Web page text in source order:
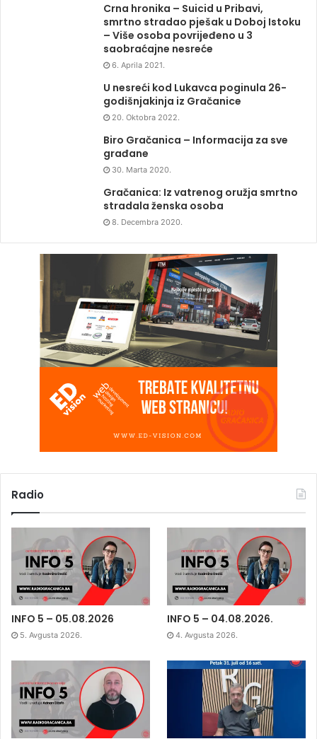
Crna hronika – Suicid u Pribavi,
smrtno stradao pješak u Doboj Istoku
– Više osoba povrijeđeno u 3
saobraćajne nesreće
6. Aprila 2021.
U nesreći kod Lukavca poginula 26-
godišnjakinja iz Gračanice
20. Oktobra 2022.
Biro Gračanica – Informacija za sve
građane
30. Marta 2020.
Gračanica: Iz vatrenog oružja smrtno
stradala ženska osoba
8. Decembra 2020.
Radio
INFO 5 – 05.08.2026
5. Avgusta 2026.
INFO 5 – 04.08.2026.
4. Avgusta 2026.